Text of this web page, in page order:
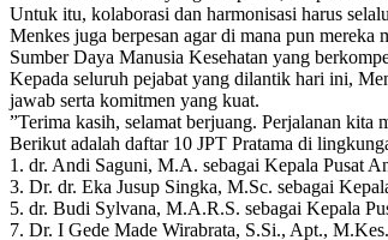
Untuk itu, kolaborasi dan harmonisasi harus
Menkes juga berpesan agar di mana pun
Sumber Daya Manusia Kesehatan yang
Kepada seluruh pejabat yang dilantik hari ini,
jawab serta komitmen yang kuat.
”Terima kasih, selamat berjuang. Perjalanan
Berikut adalah daftar 10 JPT Pratama di
1. dr. Andi Saguni, M.A. sebagai Kepala Pusat
3. Dr. dr. Eka Jusup Singka, M.Sc. sebagai
5. dr. Budi Sylvana, M.A.R.S. sebagai Kepala
7. Dr. I Gede Made Wirabrata, S.Si., Apt.,